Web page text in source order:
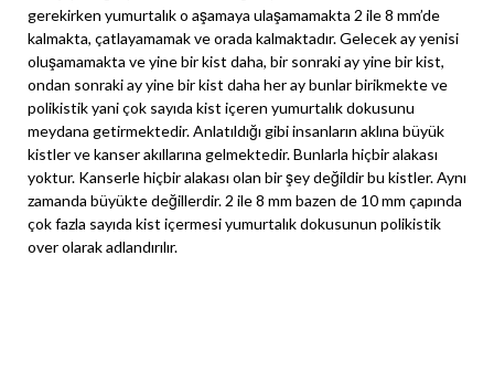
gerekirken yumurtalık o aşamaya ulaşamamakta 2 ile 8 mm’de
kalmakta, çatlayamamak ve orada kalmaktadır. Gelecek ay yenisi
oluşamamakta ve yine bir kist daha, bir sonraki ay yine bir kist,
ondan sonraki ay yine bir kist daha her ay bunlar birikmekte ve
polikistik yani çok sayıda kist içeren yumurtalık dokusunu
meydana getirmektedir. Anlatıldığı gibi insanların aklına büyük
kistler ve kanser akıllarına gelmektedir. Bunlarla hiçbir alakası
yoktur. Kanserle hiçbir alakası olan bir şey değildir bu kistler. Aynı
zamanda büyükte değillerdir. 2 ile 8 mm bazen de 10 mm çapında
çok fazla sayıda kist içermesi yumurtalık dokusunun polikistik
over olarak adlandırılır.